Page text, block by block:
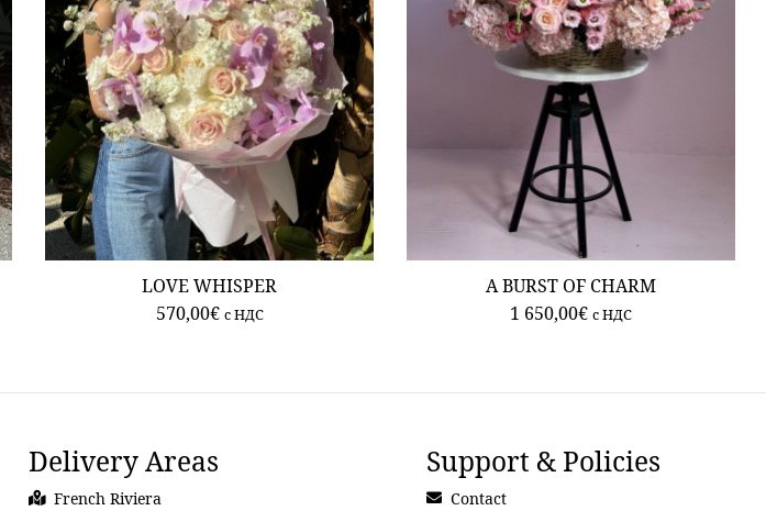
LOVE WHISPER
570,00€ c НДС
A BURST OF CHARM
1 650,00€ c НДС
Delivery Areas
French Riviera
Support & Policies
Contact